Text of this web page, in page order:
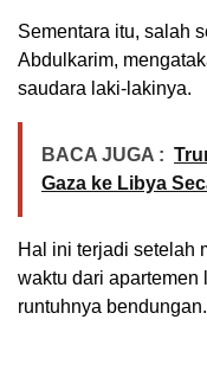
Sementara itu, salah
Abdulkarim,
saudara laki-lakinya.
BACA JUGA :
Gaza ke Libya
Hal ini terjadi setelah
waktu dari apartemen
runtuhnya bendungan.